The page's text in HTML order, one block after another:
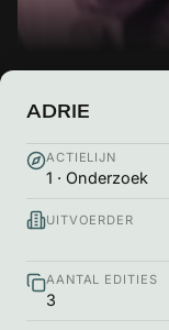
ADRIE
ACTIELIJN
1 · Onderzoek
UITVOERDER
AANTAL EDITIES
3